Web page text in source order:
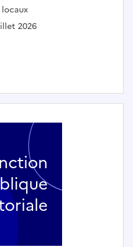
2026
d'opérations habitat